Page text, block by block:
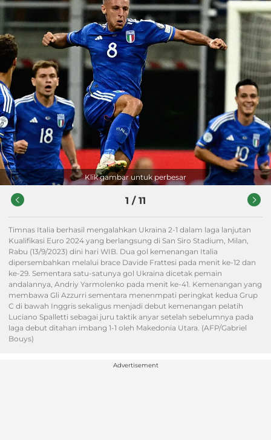
Klik gambar untuk perbesar
1 / 11
Timnas Italia berhasil mengalahkan Ukraina 2-1 dalam laga lanjutan
Kualifikasi Euro 2024 yang berlangsung di San Siro Stadium, Milan,
Rabu (13/9/2023) dini hari WIB. Dua gol kemenangan Italia
dipersembahkan melalui brace Davide Frattesi pada menit ke-12 dan
ke-29. Sementara satu-satunya gol Ukraina dicetak pemain
andalannya, Andriy Yarmolenko pada menit ke-41. Kemenangan yang
membawa Gli Azzurri sementara menenmpati peringkat kedua Grup
C di bawah Inggris sekaligus menjadi debut kemenangan pelatih
Luciano Spalletti sebagai juru taktik anyar setelah sebelumnya pada
laga debut ditahan imbang 1-1 oleh Makedonia Utara. (AFP/Gabriel
Bouys)